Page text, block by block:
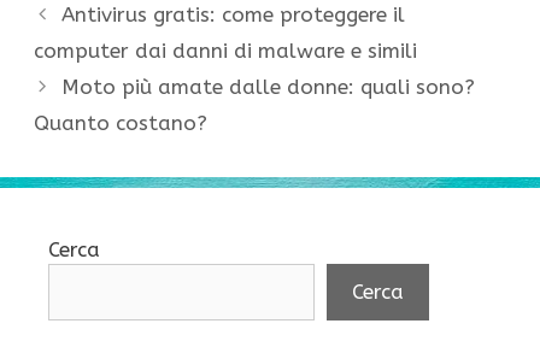
Antivirus gratis: come proteggere il
computer dai danni di malware e simili
Moto più amate dalle donne: quali sono?
Quanto costano?
Cerca
Cerca